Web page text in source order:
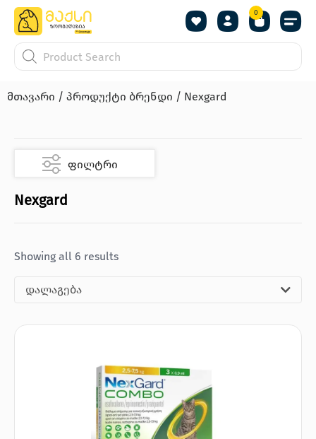
0
მთავარი / პროდუქტი ბრენდი / Nexgard
ფილტრი
Nexgard
Showing all 6 results
დალაგება